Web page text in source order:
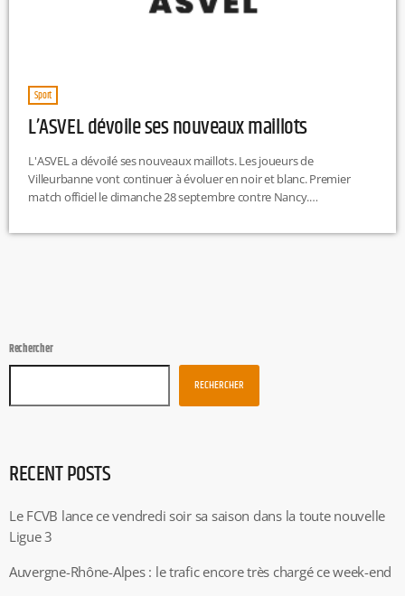
Sport
L’ASVEL dévoile ses nouveaux maillots
L'ASVEL a dévoilé ses nouveaux maillots. Les joueurs de
Villeurbanne vont continuer à évoluer en noir et blanc. Premier
match officiel le dimanche 28 septembre contre Nancy.
Rechercher
RECHERCHER
RECENT POSTS
Le FCVB lance ce vendredi soir sa saison dans la toute nouvelle
Ligue 3
Auvergne-Rhône-Alpes : le trafic encore très chargé ce week-end